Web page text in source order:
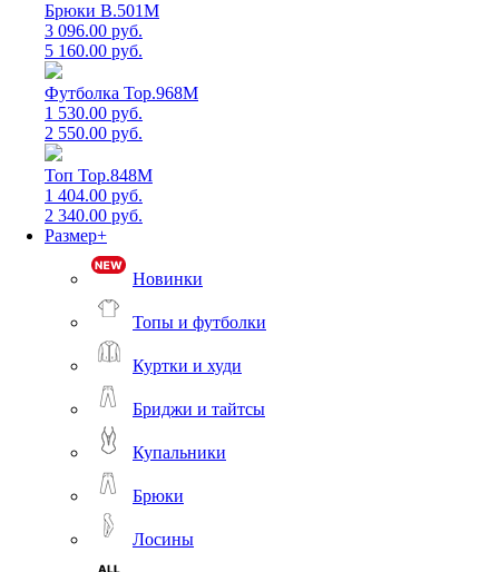
Брюки B.501M
3 096.00 руб.
5 160.00 руб.
Футболка Top.968M
1 530.00 руб.
2 550.00 руб.
Топ Top.848M
1 404.00 руб.
2 340.00 руб.
Размер+
Новинки
Топы и футболки
Куртки и худи
Бриджи и тайтсы
Купальники
Брюки
Лосины